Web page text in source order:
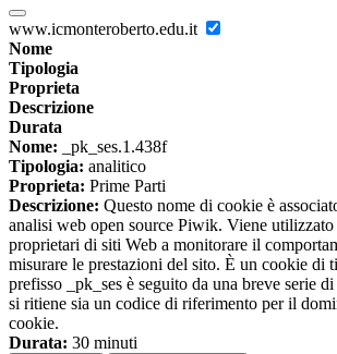
www.icmonteroberto.edu.it
Nome
Tipologia
Proprieta
Descrizione
Durata
Nome: _pk_ses.1.438f
Tipologia: analitico
Proprieta: Prime Parti
Descrizione: Questo nome di cookie è
analisi web open source Piwik. Viene utilizzato
proprietari di siti Web a monitorare il
misurare le prestazioni del sito. È un cookie di
prefisso _pk_ses è seguito da una breve serie
si ritiene sia un codice di riferimento per il
cookie.
Durata: 30 minuti